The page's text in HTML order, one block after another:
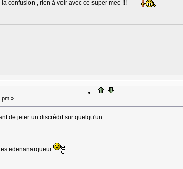
confusion , rien à voir avec ce super mec !!!
pm »
de jeter un discrédit sur quelqu'un.
edenanarqueur